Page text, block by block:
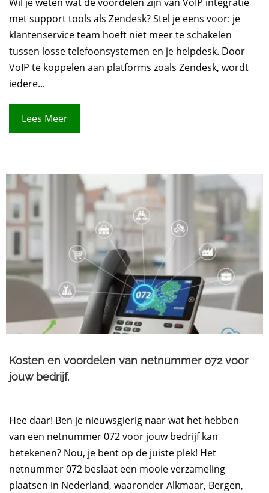
met support tools als Zendesk? Stel je eens voor: je
klantenservice team hoeft niet meer te schakelen
tussen losse telefoonsystemen en je helpdesk. Door
VoIP te koppelen aan platforms zoals Zendesk, wordt
iedere...
Lees Meer
Kosten en voordelen van netnummer 072 voor
jouw bedrijf.​
Hee daar! Ben je nieuwsgierig naar wat het hebben
van een netnummer 072 voor jouw bedrijf kan
betekenen? Nou, je bent op de juiste plek! Het
netnummer 072 beslaat een mooie verzameling
plaatsen in Nederland, waaronder Alkmaar, Bergen,